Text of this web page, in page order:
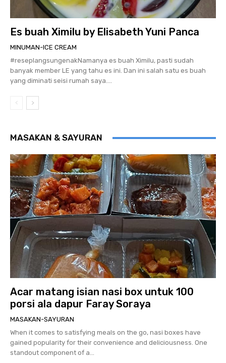
Es buah Ximilu by Elisabeth Yuni Panca
MINUMAN-ICE CREAM
#reseplangsungenakNamanya es buah Ximilu, pasti sudah
banyak member LE yang tahu es ini. Dan ini salah satu es buah
yang diminati seisi rumah saya....
MASAKAN & SAYURAN
Acar matang isian nasi box untuk 100
porsi ala dapur Faray Soraya
MASAKAN-SAYURAN
When it comes to satisfying meals on the go, nasi boxes have
gained popularity for their convenience and deliciousness. One
standout component of a...